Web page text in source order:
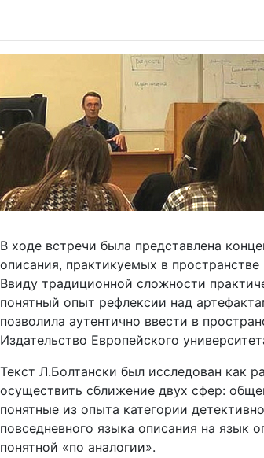
В ходе встречи была представлена
описания, практикуемых в
Ввиду традиционной сложности
понятный опыт рефлексии над
позволила аутентично ввести в
Издательство Европейского
Текст Л.Болтански был исследован как
осуществить сближение двух сфер:
понятные из опыта категории
повседневного языка описания на язык
понятной «по аналогии».